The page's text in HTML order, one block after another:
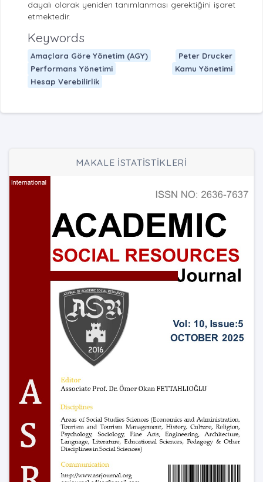
dayalı olarak yeniden tanımlanması gerektiğini işaret
etmektedir.
Keywords
Amaçlara Göre Yönetim (AGY)
Peter Drucker
Performans Yönetimi
Kamu Yönetimi
Hesap Verebilirlik
MAKALE İSTATİSTİKLERİ